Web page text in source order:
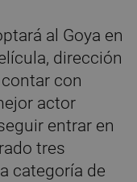
al Goya en
dirección
con
actor
entrar en
tres
categoría de